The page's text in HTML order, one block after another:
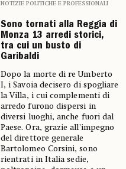
NOTIZIE POLITICHE E PROFESSIONALI
Sono tornati alla Reggia di
Monza 13 arredi storici,
tra cui un busto di
Garibaldi
Dopo la morte di re Umberto
I, i Savoia decisero di spogliare
la Villa, i cui complementi di
arredo furono dispersi in
diversi luoghi, anche fuori dal
Paese. Ora, grazie all’impegno
del direttore generale
Bartolomeo Corsini, sono
rientrati in Italia sedie,